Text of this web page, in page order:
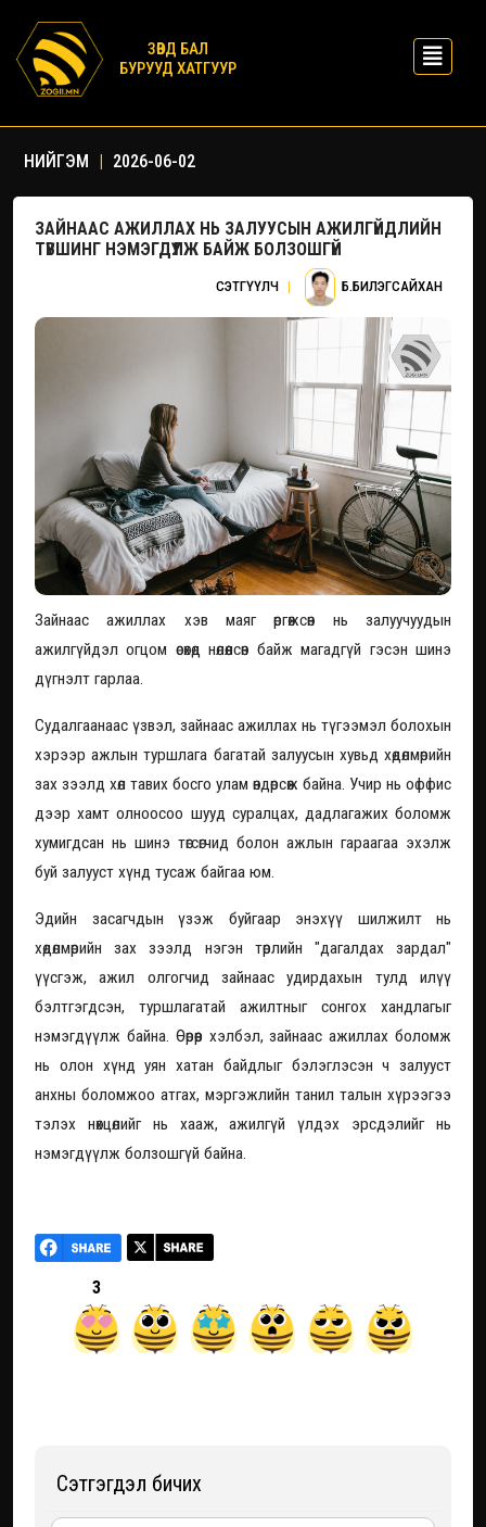
ЗӨВД БАЛ
БУРУУД ХАТГУУР
НИЙГЭМ | 2026-06-02
ЗАЙНААС АЖИЛЛАХ НЬ ЗАЛУУСЫН АЖИЛГҮЙДЛИЙН
ТҮВШИНГ НЭМЭГДҮҮЛЖ БАЙЖ БОЛЗОШГҮЙ
СЭТГҮҮЛЧ | Б.БИЛЭГСАЙХАН
Зайнаас ажиллах хэв маяг өргөжсөн нь залуучуудын
ажилгүйдэл огцом өсөхөд нөлөөлсөн байж магадгүй гэсэн шинэ
дүгнэлт гарлаа.
Судалгаанаас үзвэл, зайнаас ажиллах нь түгээмэл болохын
хэрээр ажлын туршлага багатай залуусын хувьд хөдөлмөрийн
зах зээлд хөл тавих босго улам өндөрсөж байна. Учир нь оффис
дээр хамт олноосоо шууд суралцах, дадлагажих боломж
хумигдсан нь шинэ төгсөгчид болон ажлын гараагаа эхэлж
буй залууст хүнд тусаж байгаа юм.
Эдийн засагчдын үзэж буйгаар энэхүү шилжилт нь
хөдөлмөрийн зах зээлд нэгэн төрлийн "дагалдах зардал"
үүсгэж, ажил олгогчид зайнаас удирдахын тулд илүү
бэлтгэгдсэн, туршлагатай ажилтныг сонгох хандлагыг
нэмэгдүүлж байна. Өөрөөр хэлбэл, зайнаас ажиллах боломж
нь олон хүнд уян хатан байдлыг бэлэглэсэн ч залууст
анхны боломжоо атгах, мэргэжлийн танил талын хүрээгээ
тэлэх нөхцөлийг нь хааж, ажилгүй үлдэх эрсдэлийг нь
нэмэгдүүлж болзошгүй байна.
3
Сэтгэгдэл бичих